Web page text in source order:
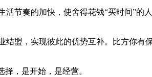
节奏的加快，使舍得花钱“买时间”的
盟，实现彼此的优势互补。比方你有
，是开始，是经营。